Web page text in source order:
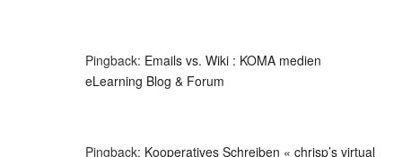
Pingback: Emails vs. Wiki : KOMA medien
eLearning Blog & Forum
Pingback: Kooperatives Schreiben « chrisp’s virtual